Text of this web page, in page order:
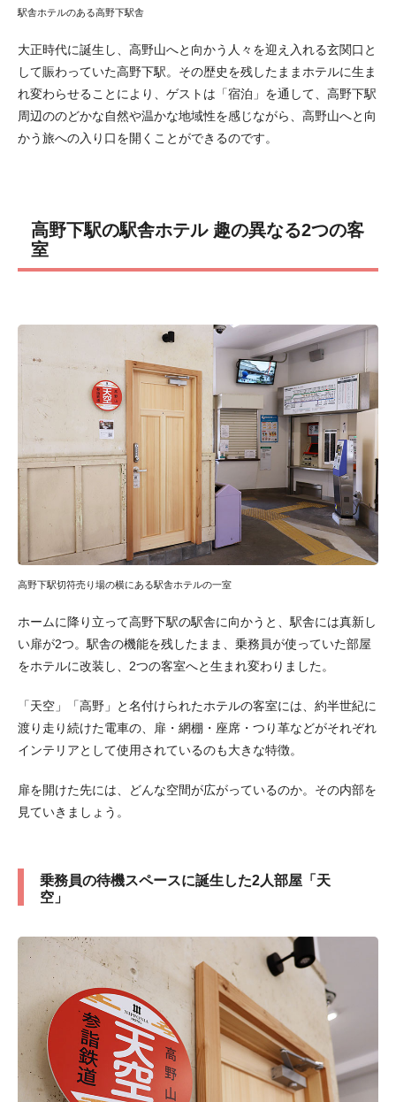
駅舎ホテルのある高野下駅舎
大正時代に誕生し、高野山へと向かう人々を迎え入れる玄関口と
して賑わっていた高野下駅。その歴史を残したままホテルに生ま
れ変わらせることにより、ゲストは「宿泊」を通して、高野下駅
周辺ののどかな自然や温かな地域性を感じながら、高野山へと向
かう旅への入り口を開くことができるのです。
高野下駅の駅舎ホテル 趣の異なる2つの客
室
高野下駅切符売り場の横にある駅舎ホテルの一室
ホームに降り立って高野下駅の駅舎に向かうと、駅舎には真新し
い扉が2つ。駅舎の機能を残したまま、乗務員が使っていた部屋
をホテルに改装し、2つの客室へと生まれ変わりました。
「天空」「高野」と名付けられたホテルの客室には、約半世紀に
渡り走り続けた電車の、扉・網棚・座席・つり革などがそれぞれ
インテリアとして使用されているのも大きな特徴。
扉を開けた先には、どんな空間が広がっているのか。その内部を
見ていきましょう。
乗務員の待機スペースに誕生した2人部屋「天
空」